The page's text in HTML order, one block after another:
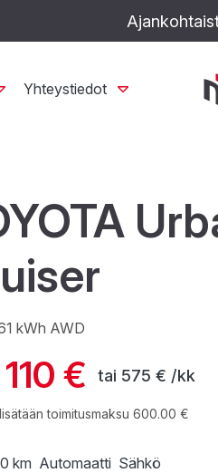
Yhteystiedot
kWh AWD
€ tai 575 € /kk
toimitusmaksu 600.00 €
0 km Automaatti Sähkö